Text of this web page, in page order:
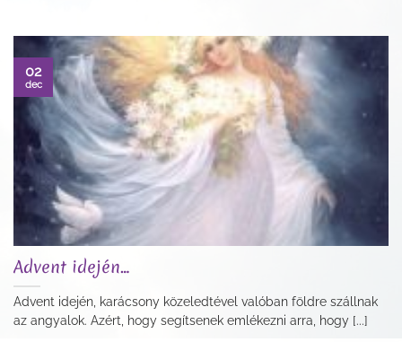
Advent idején…
Advent idején, karácsony közeledtével valóban földre szállnak
az angyalok. Azért, hogy segítsenek emlékezni arra, hogy [...]
02
dec